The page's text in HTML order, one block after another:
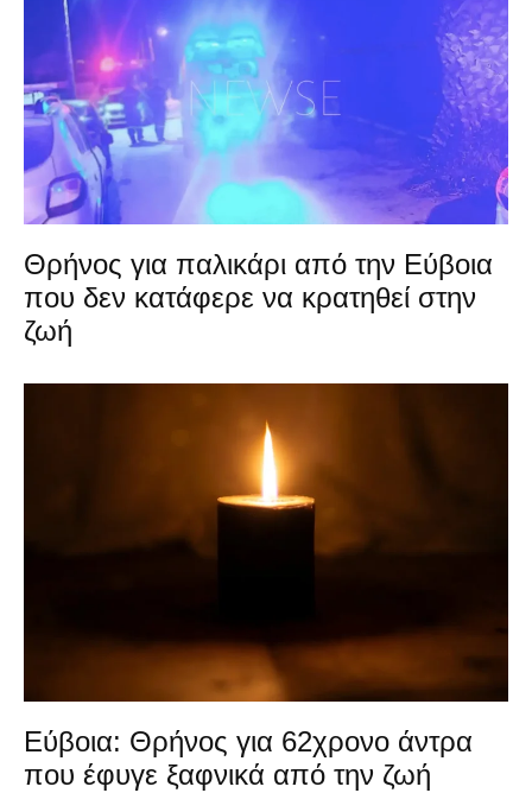
Θρήνος για παλικάρι από την Εύβοια
που δεν κατάφερε να κρατηθεί στην
ζωή
Εύβοια: Θρήνος για 62χρονο άντρα
που έφυγε ξαφνικά από την ζωή